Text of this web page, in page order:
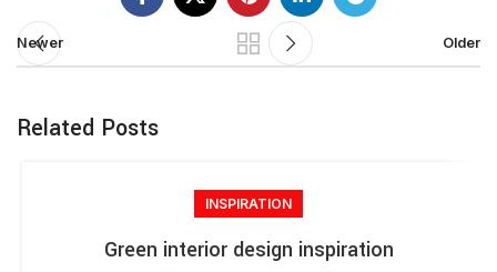
Newer Older
Related Posts
INSPIRATION
Green interior design inspiration